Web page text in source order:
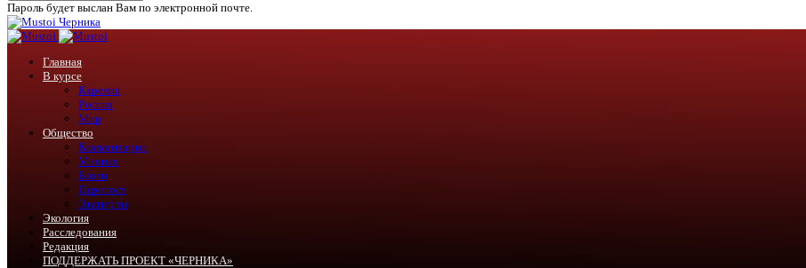
Пароль будет выслан Вам по электронной почте.
Черника
Главная
В курсе
Карелия
Россия
Мир
Общество
Комментарии
Мнения
Блоги
Перепост
Эксперты
Экология
Расследования
Редакция
ПОДДЕРЖАТЬ ПРОЕКТ «ЧЕРНИКА»